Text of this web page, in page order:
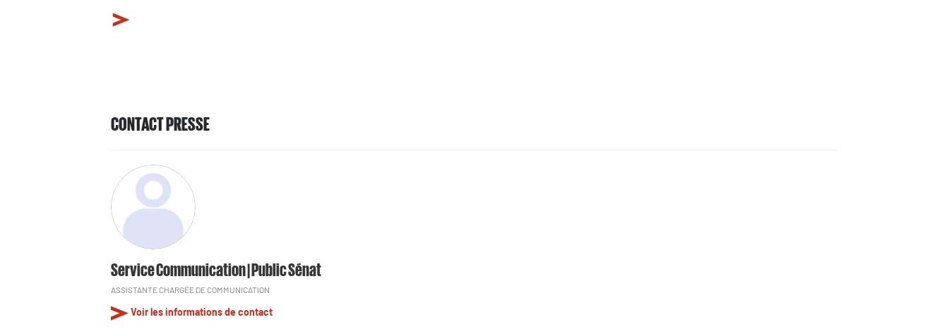
CONTACT PRESSE
Service Communication | Public Sénat
ASSISTANTE CHARGÉE DE COMMUNICATION
Voir les informations de contact